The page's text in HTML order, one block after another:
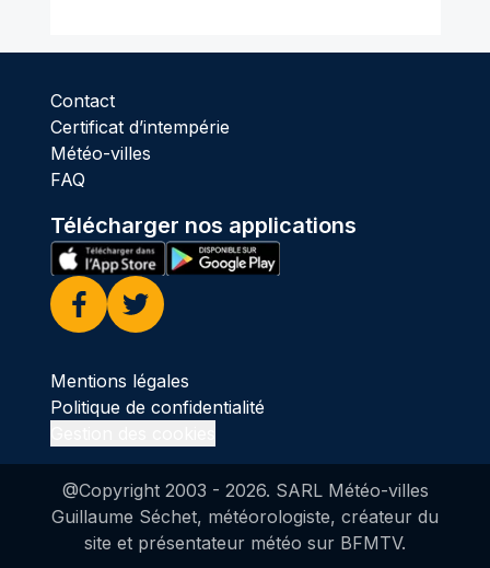
Contact
Certificat d’intempérie
Météo-villes
FAQ
Télécharger nos applications
Facebook
Twitter
Mentions légales
Politique de confidentialité
@Copyright 2003 - 2026. SARL Météo-villes
Guillaume Séchet, météorologiste, créateur du
site et présentateur météo sur BFMTV.